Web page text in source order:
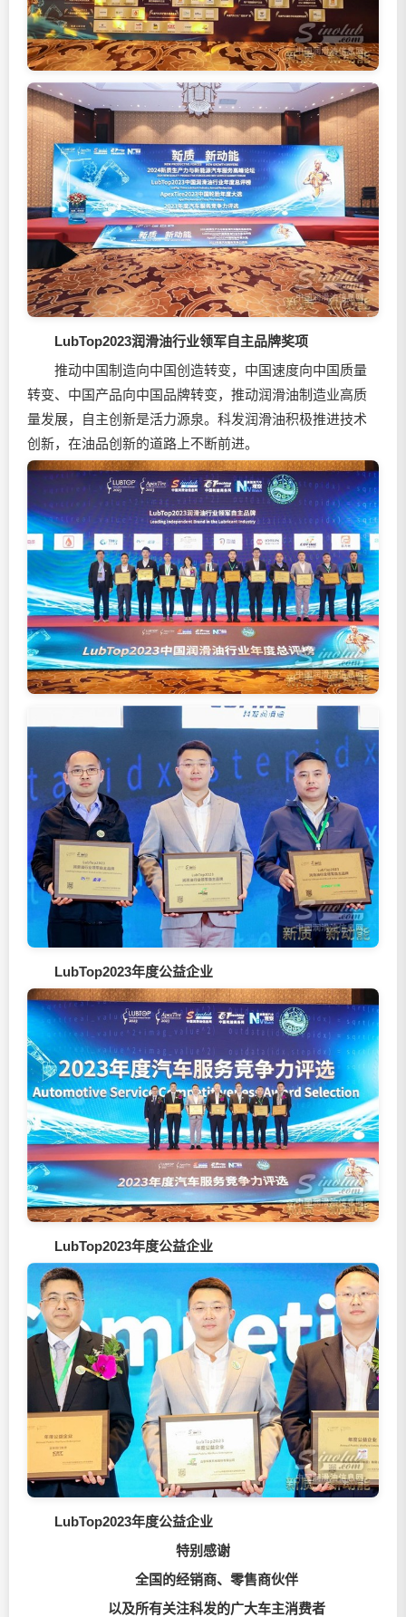
LubTop2023润滑油行业领军自主品牌奖项
推动中国制造向中国创造转变，中国速度向中国质量
转变、中国产品向中国品牌转变，推动润滑油制造业高质
量发展，自主创新是活力源泉。科发润滑油积极推进技术
创新，在油品创新的道路上不断前进。
LubTop2023年度公益企业
LubTop2023年度公益企业
LubTop2023年度公益企业
特别感谢
全国的经销商、零售商伙伴
以及所有关注科发的广大车主消费者